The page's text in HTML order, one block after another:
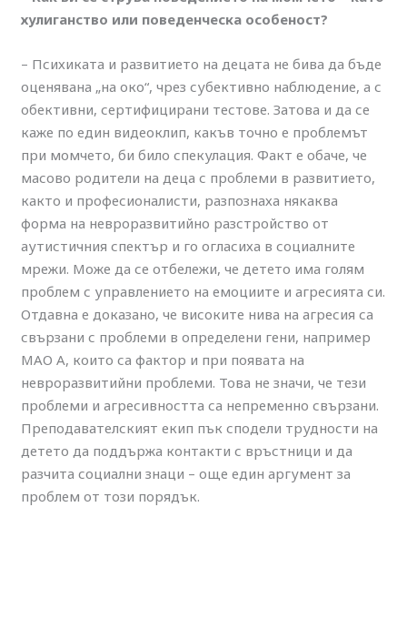
хулиганство или поведенческа особеност?
– Психиката и развитието на децата не бива да бъде
оценявана „на око“, чрез субективно наблюдение, а с
обективни, сертифицирани тестове. Затова и да се
каже по един видеоклип, какъв точно е проблемът
при момчето, би било спекулация. Факт е обаче, че
масово родители на деца с проблеми в развитието,
както и професионалисти, разпознаха някаква
форма на невроразвитийно разстройство от
аутистичния спектър и го огласиха в социалните
мрежи. Може да се отбележи, че детето има голям
проблем с управлението на емоциите и агресията си.
Отдавна е доказано, че високите нива на агресия са
свързани с проблеми в определени гени, например
МАО А, които са фактор и при появата на
невроразвитийни проблеми. Това не значи, че тези
проблеми и агресивността са непременно свързани.
Преподавателският екип пък сподели трудности на
детето да поддържа контакти с връстници и да
разчита социални знаци – още един аргумент за
проблем от този порядък.